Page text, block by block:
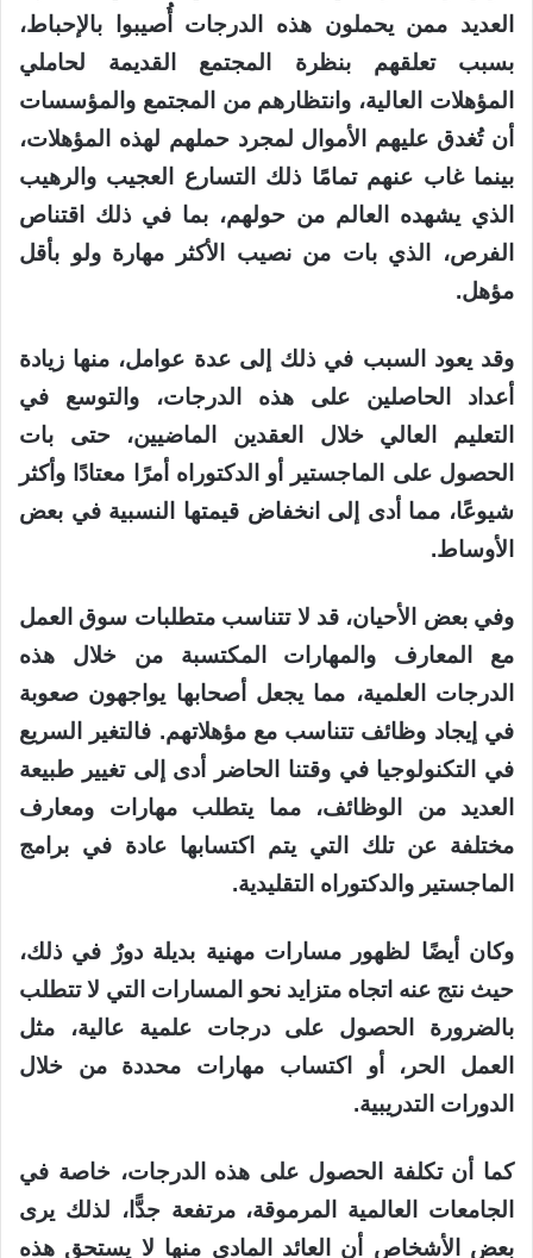
العديد ممن يحملون هذه الدرجات أُصيبوا بالإحباط،
بسبب تعلقهم بنظرة المجتمع القديمة لحاملي
المؤهلات العالية، وانتظارهم من المجتمع والمؤسسات
أن تُغدق عليهم الأموال لمجرد حملهم لهذه المؤهلات،
بينما غاب عنهم تمامًا ذلك التسارع العجيب والرهيب
الذي يشهده العالم من حولهم، بما في ذلك اقتناص
الفرص، الذي بات من نصيب الأكثر مهارة ولو بأقل
مؤهل.
وقد يعود السبب في ذلك إلى عدة عوامل، منها زيادة
أعداد الحاصلين على هذه الدرجات، والتوسع في
التعليم العالي خلال العقدين الماضيين، حتى بات
الحصول على الماجستير أو الدكتوراه أمرًا معتادًا وأكثر
شيوعًا، مما أدى إلى انخفاض قيمتها النسبية في بعض
الأوساط.
وفي بعض الأحيان، قد لا تتناسب متطلبات سوق العمل
مع المعارف والمهارات المكتسبة من خلال هذه
الدرجات العلمية، مما يجعل أصحابها يواجهون صعوبة
في إيجاد وظائف تتناسب مع مؤهلاتهم. فالتغير السريع
في التكنولوجيا في وقتنا الحاضر أدى إلى تغيير طبيعة
العديد من الوظائف، مما يتطلب مهارات ومعارف
مختلفة عن تلك التي يتم اكتسابها عادة في برامج
الماجستير والدكتوراه التقليدية.
وكان أيضًا لظهور مسارات مهنية بديلة دورٌ في ذلك،
حيث نتج عنه اتجاه متزايد نحو المسارات التي لا تتطلب
بالضرورة الحصول على درجات علمية عالية، مثل
العمل الحر، أو اكتساب مهارات محددة من خلال
الدورات التدريبية.
كما أن تكلفة الحصول على هذه الدرجات، خاصة في
الجامعات العالمية المرموقة، مرتفعة جدًّا، لذلك يرى
بعض الأشخاص أن العائد المادي منها لا يستحق هذه